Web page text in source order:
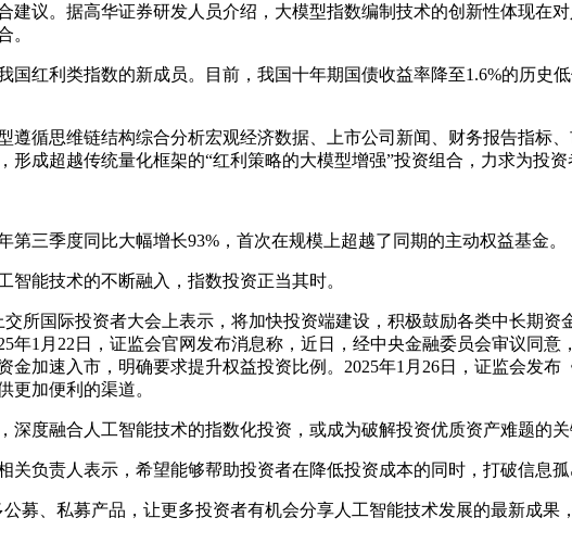
建议。据高华证券研发人员介绍，大模型指数编制技术的创新性体现在
。
红利类指数的新成员。目前，我国十年期国债收益率降至1.6%的历史
遵循思维链结构综合分析宏观经济数据、上市公司新闻、财务报告指标
成超越传统量化框架的“红利策略的大模型增强”投资组合，力求为投资
第三季度同比大幅增长93%，首次在规模上超越了同期的主动权益基金。
能技术的不断融入，指数投资正当其时。
交所国际投资者大会上表示，将加快投资端建设，积极鼓励各类中长期
年1月22日，证监会官网发布消息称，近日，经中央金融委员会审议同
加速入市，明确要求提升权益投资比例。2025年1月26日，证监会发
更加便利的渠道。
度融合人工智能技术的指数化投资，或成为破解投资优质资产难题的关
负责人表示，希望能够帮助投资者在降低投资成本的同时，打破信息
募、私募产品，让更多投资者有机会分享人工智能技术发展的最新成果